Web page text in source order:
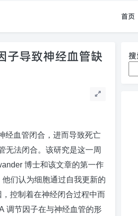
首页
子导致神经血管缺
经血管闭合，进而导致死亡
无法闭合。 该研究是这一周
博士和该文章的第一作
们认为细胞通过自我更新的
，控制着在神经闭合过程中而
调节因子在与神经血管的形